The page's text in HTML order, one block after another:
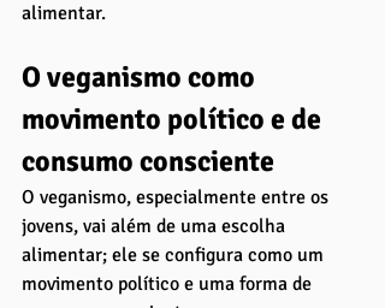
alimentar.
O veganismo como
movimento político e de
consumo consciente
O veganismo, especialmente entre os
jovens, vai além de uma escolha
alimentar; ele se configura como um
movimento político e uma forma de